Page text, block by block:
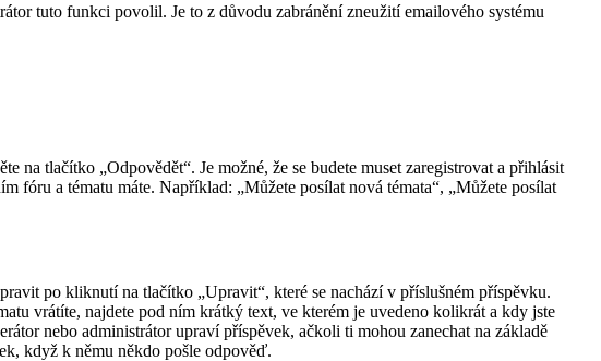
tuto funkci povolil. Je to z důvodu zabránění zneužití emailového systému
tlačítko „Odpovědět“. Je možné, že se budete muset zaregistrovat a přihlásit
fóru a tématu máte. Například: „Můžete posílat nová témata“, „Můžete posílat
po kliknutí na tlačítko „Upravit“, které se nachází v příslušném příspěvku.
vrátíte, najdete pod ním krátký text, ve kterém je uvedeno kolikrát a kdy jste
nebo administrátor upraví příspěvek, ačkoli ti mohou zanechat na základě
když k němu někdo pošle odpověď.